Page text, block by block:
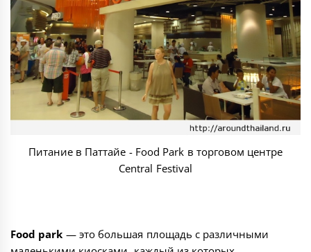
Питание в Паттайе - Food Park в торговом центре
Central Festival
Food park — это большая площадь с различными